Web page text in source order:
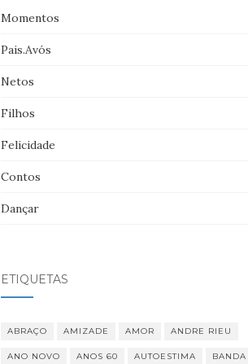
Momentos
Pais.Avós
Netos
Filhos
Felicidade
Contos
Dançar
ETIQUETAS
ABRAÇO AMIZADE AMOR ANDRE RIEU
ANO NOVO ANOS 60 AUTOESTIMA BANDA